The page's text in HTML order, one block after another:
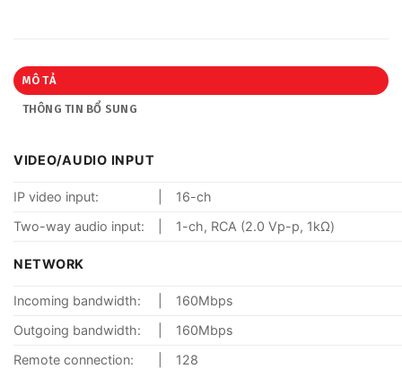
MÔ TẢ
THÔNG TIN BỔ SUNG
VIDEO/AUDIO INPUT
IP video input:
16-ch
Two-way audio input:
1-ch, RCA (2.0 Vp-p, 1kΩ)
NETWORK
Incoming bandwidth:
160Mbps
Outgoing bandwidth:
160Mbps
Remote connection:
128